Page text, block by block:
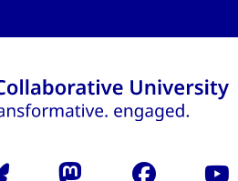
Mastodon Facebook